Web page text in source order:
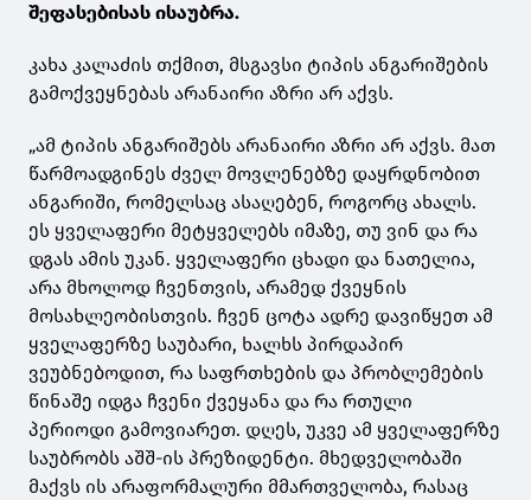
შეფასებისას ისაუბრა.
კახა კალაძის თქმით, მსგავსი ტიპის ანგარიშების
გამოქვეყნებას არანაირი აზრი არ აქვს.
„ამ ტიპის ანგარიშებს არანაირი აზრი არ აქვს. მათ
წარმოადგინეს ძველ მოვლენებზე დაყრდნობით
ანგარიში, რომელსაც ასაღებენ, როგორც ახალს.
ეს ყველაფერი მეტყველებს იმაზე, თუ ვინ და რა
დგას ამის უკან. ყველაფერი ცხადი და ნათელია,
არა მხოლოდ ჩვენთვის, არამედ ქვეყნის
მოსახლეობისთვის. ჩვენ ცოტა ადრე დავიწყეთ ამ
ყველაფერზე საუბარი, ხალხს პირდაპირ
ვეუბნებოდით, რა საფრთხების და პრობლემების
წინაშე იდგა ჩვენი ქვეყანა და რა რთული
პერიოდი გამოვიარეთ. დღეს, უკვე ამ ყველაფერზე
საუბრობს აშშ-ის პრეზიდენტი. მხედველობაში
მაქვს ის არაფორმალური მმართველობა, რასაც